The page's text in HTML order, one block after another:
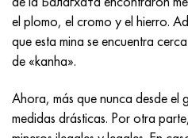
el plomo, el cromo y el hierro.
que esta mina se encuentra
de «kanha».
Ahora, más que nunca desde el
medidas drásticas. Por otra
Maraging 300
Maraging 350
MP35N
50NHS
Aleación 52N
52K12F
KhN68VKTYU
KhN68VMTYUK-vd
KhN70VMTYu
A LAS 3
3M
TL3
1.4545 - 15-5Ph®
1.4548 - 17-4Ph®
1.4550 - AISI 347
15х12vnmf
15Х12Н2MVFAB
15X16K5N2MVFAB
C65100, CuSi1.5
Bronce estaño-plomo
c92200, CuSn6Zn4Pb2
20XH3A, AISI 4320, 20hn3a
20HM, 24CrMo5, 20hm
25KhGM, 20CrMo5, 1.7264
Acero carbono
10,1.1645, C105W1
11G12, 110G13L, X120Mn12